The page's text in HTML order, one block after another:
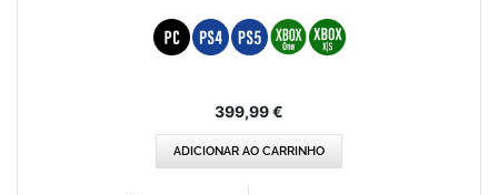
399,99 €
ADICIONAR AO CARRINHO